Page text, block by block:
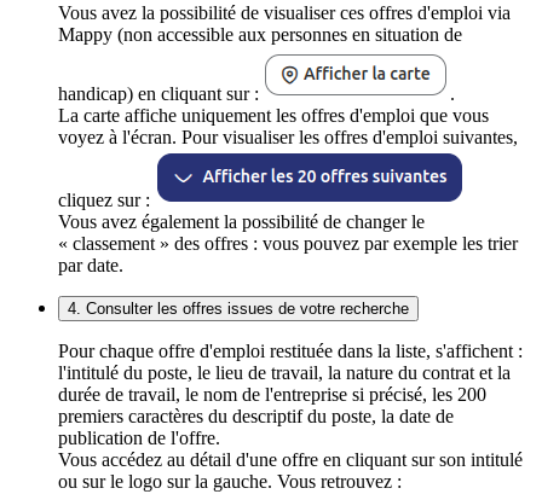
Vous avez la possibilité de visualiser ces offres d'emploi via
Mappy (non accessible aux personnes en situation de
handicap) en cliquant sur :
.
La carte affiche uniquement les offres d'emploi que vous
voyez à l'écran. Pour visualiser les offres d'emploi suivantes,
cliquez sur :
Vous avez également la possibilité de changer le
« classement » des offres : vous pouvez par exemple les trier
par date.
4. Consulter les offres issues de votre recherche
Pour chaque offre d'emploi restituée dans la liste, s'affichent :
l'intitulé du poste, le lieu de travail, la nature du contrat et la
durée de travail, le nom de l'entreprise si précisé, les 200
premiers caractères du descriptif du poste, la date de
publication de l'offre.
Vous accédez au détail d'une offre en cliquant sur son intitulé
ou sur le logo sur la gauche. Vous retrouvez :